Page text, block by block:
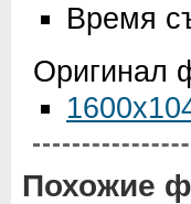
Время
Оригинал
Похожие